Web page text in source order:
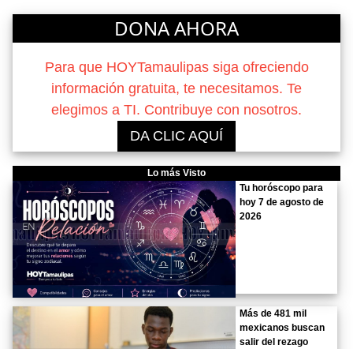
DONA AHORA
Para que HOYTamaulipas siga ofreciendo
información gratuita, te necesitamos. Te
elegimos a TI. Contribuye con nosotros.
DA CLIC AQUÍ
Lo más Visto
Tu horóscopo para
hoy 7 de agosto de
2026
Más de 481 mil
mexicanos buscan
salir del rezago